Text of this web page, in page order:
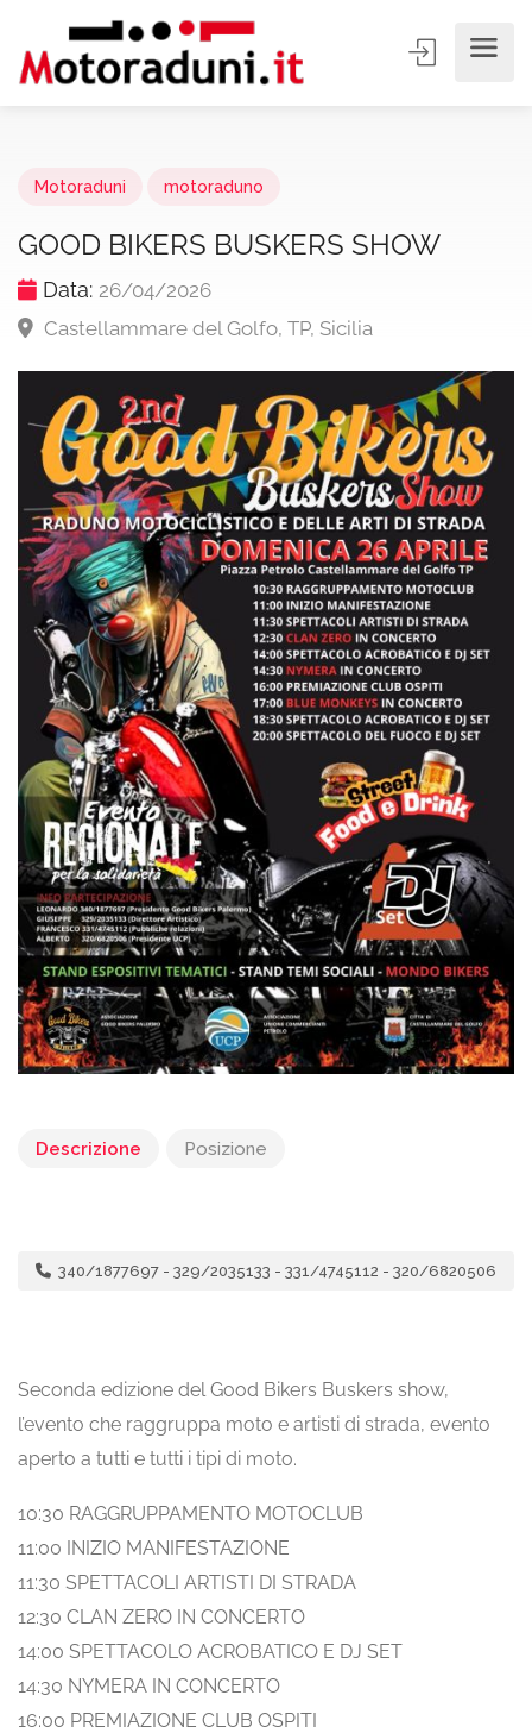
Motoraduni motoraduno
GOOD BIKERS BUSKERS SHOW
Data: 26/04/2026
Castellammare del Golfo, TP, Sicilia
Descrizione Posizione
340/1877697 - 329/2035133 - 331/4745112 - 320/6820506
Seconda edizione del Good Bikers Buskers show,
l’evento che raggruppa moto e artisti di strada, evento
aperto a tutti e tutti i tipi di moto.
10:30 RAGGRUPPAMENTO MOTOCLUB
11:00 INIZIO MANIFESTAZIONE
11:30 SPETTACOLI ARTISTI DI STRADA
12:30 CLAN ZERO IN CONCERTO
14:00 SPETTACOLO ACROBATICO E DJ SET
14:30 NYMERA IN CONCERTO
16:00 PREMIAZIONE CLUB OSPITI